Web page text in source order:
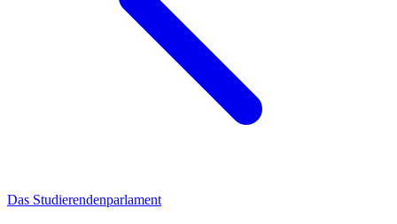
Das Studierendenparlament